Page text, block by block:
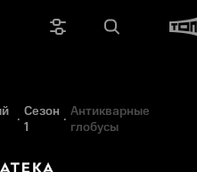
Сезон
1
Антикварные
глобусы